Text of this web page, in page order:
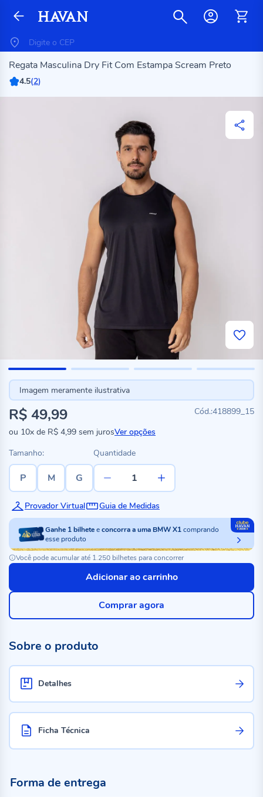
Regata Masculina Dry Fit Com Estampa Scream Preto
4.5(2)
Imagem meramente ilustrativa
418899_15
R$ 49,99
ou 10x de R$ 4,99 sem jurosVer opções
Tamanho:
P M G
Quantidade
Provador Virtual Guia de Medidas
Ganhe 1bilheteeconcorra a uma BMW X1comprando
esse produto
Você pode acumular até 1.250 bilhetes para concorrer
Adicionar ao carrinho
Comprar agora
Sobre o produto
Detalhes
Ficha Técnica
Forma de entrega